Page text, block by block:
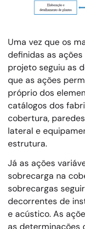
Uma vez que os
definidas as
projeto seguiu as
que as ações
próprio dos
catálogos dos
cobertura,
lateral e
estrutura.
Já as ações
sobrecarga na
sobrecargas
decorrentes de
e acústico. As
as determinações